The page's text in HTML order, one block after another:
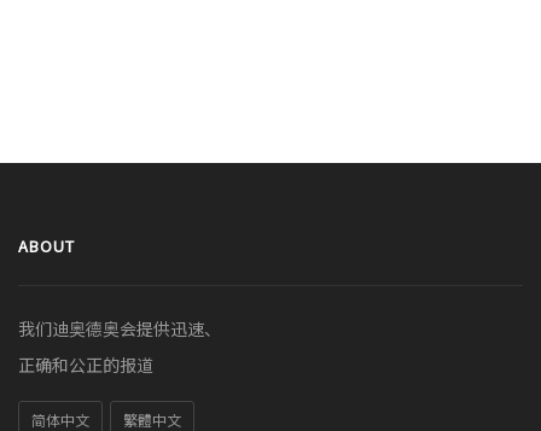
ABOUT
我们迪奥德奥会提供迅速、
正确和公正的报道
简体中文 繁體中文